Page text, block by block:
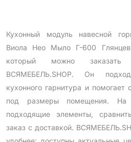
Кухонный модуль навесной
Виола Нео Мыло Г-600
который можно заказать
ВСЯМЕБЕЛЬ.SHOP. Он
кухонного гарнитура и
под размеры помещения. На
подходящие элементы,
заказ с доставкой.